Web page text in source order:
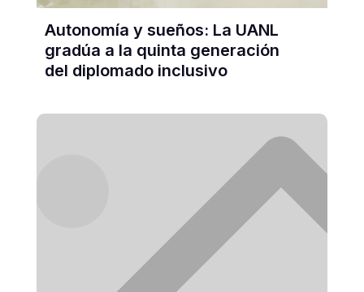
Autonomía y sueños: La UANL
gradúa a la quinta generación
del diplomado inclusivo